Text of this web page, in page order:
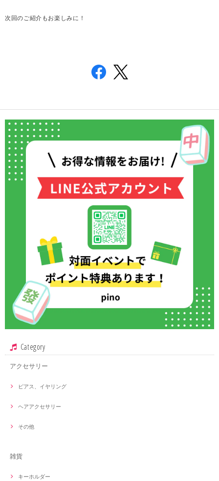
次回のご紹介もお楽しみに！
Category
アクセサリー
ピアス、イヤリング
ヘアアクセサリー
その他
雑貨
キーホルダー